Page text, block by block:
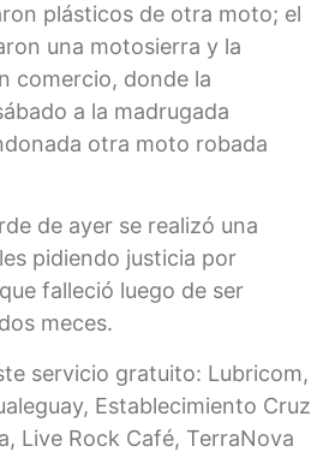
plásticos de otra moto; el
una motosierra y la
comercio, donde la
a la madrugada
otra moto robada
de ayer se realizó una
pidiendo justicia por
falleció luego de ser
meces.
servicio gratuito: Lubricom,
Establecimiento Cruz
Live Rock Café, TerraNova